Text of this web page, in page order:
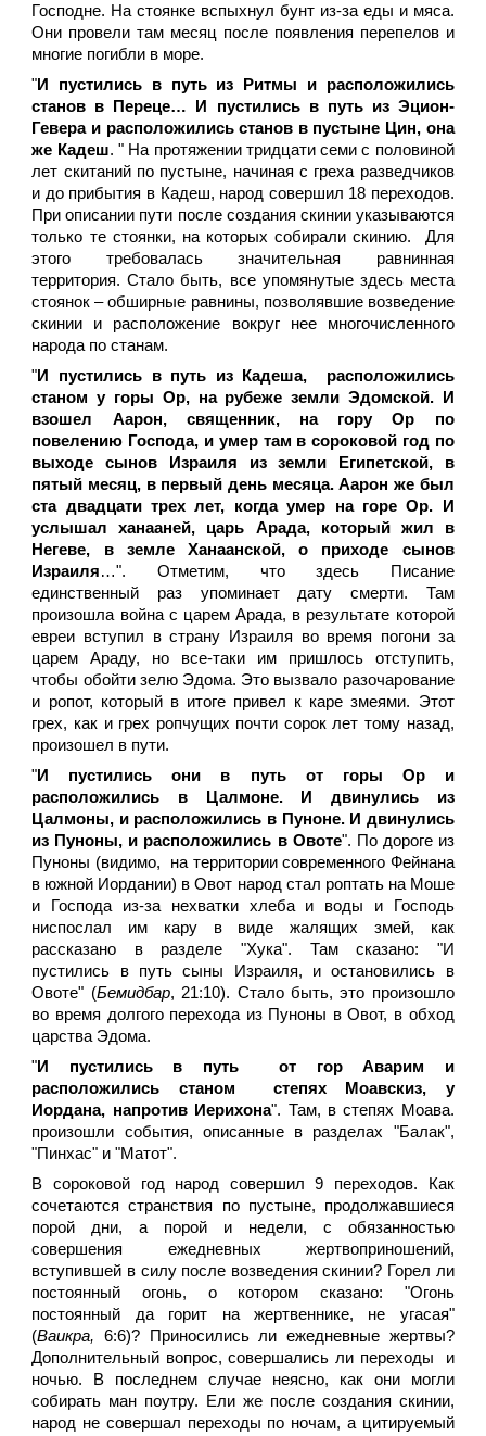
Господне. На стоянке вспыхнул бунт из-за еды и мяса.
Они провели там месяц после появления перепелов и
многие погибли в море.
"И пустились в путь из Ритмы и расположились
станов в Переце… И пустились в путь из Эцион-
Гевера и расположились станов в пустыне Цин, она
же Кадеш. " На протяжении тридцати семи с половиной
лет скитаний по пустыне, начиная с греха разведчиков
и до прибытия в Кадеш, народ совершил 18 переходов.
При описании пути после создания скинии указываются
только те стоянки, на которых собирали скинию. Для
этого требовалась значительная равнинная
территория. Стало быть, все упомянутые здесь места
стоянок – обширные равнины, позволявшие возведение
скинии и расположение вокруг нее многочисленного
народа по станам.
"И пустились в путь из Кадеша, расположились
станом у горы Ор, на рубеже земли Эдомской. И
взошел Аарон, священник, на гору Ор по
повелению Господа, и умер там в сороковой год по
выходе сынов Израиля из земли Египетской, в
пятый месяц, в первый день месяца. Аарон же был
ста двадцати трех лет, когда умер на горе Ор. И
услышал ханааней, царь Арада, который жил в
Негеве, в земле Ханаанской, о приходе сынов
Израиля…". Отметим, что здесь Писание
единственный раз упоминает дату смерти. Там
произошла война с царем Арада, в результате которой
евреи вступил в страну Израиля во время погони за
царем Араду, но все-таки им пришлось отступить,
чтобы обойти зелю Эдома. Это вызвало разочарование
и ропот, который в итоге привел к каре змеями. Этот
грех, как и грех ропчущих почти сорок лет тому назад,
произошел в пути.
"И пустились они в путь от горы Ор и
расположились в Цалмоне. И двинулись из
Цалмоны, и расположились в Пуноне. И двинулись
из Пуноны, и расположились в Овоте". По дороге из
Пуноны (видимо, на территории современного Фейнана
в южной Иордании) в Овот народ стал роптать на Моше
и Господа из-за нехватки хлеба и воды и Господь
ниспослал им кару в виде жалящих змей, как
рассказано в разделе "Хука". Там сказано: "И
пустились в путь сыны Израиля, и остановились в
Овоте" (Бемидбар, 21:10). Стало быть, это произошло
во время долгого перехода из Пуноны в Овот, в обход
царства Эдома.
"И пустились в путь от гор Аварим и
расположились станом степях Моавскиз, у
Иордана, напротив Иерихона". Там, в степях Моава.
произошли события, описанные в разделах "Балак",
"Пинхас" и "Матот".
В сороковой год народ совершил 9 переходов. Как
сочетаются странствия по пустыне, продолжавшиеся
порой дни, а порой и недели, с обязанностью
совершения ежедневных жертвоприношений,
вступившей в силу после возведения скинии? Горел ли
постоянный огонь, о котором сказано: "Огонь
постоянный да горит на жертвеннике, не угасая"
(Ваикра,6:6)? Приносились ли ежедневные жертвы?
Дополнительный вопрос, совершались ли переходы и
ночью. В последнем случае неясно, как они могли
собирать ман поутру. Ели же после создания скинии,
народ не совершал переходы по ночам, а цитируемый